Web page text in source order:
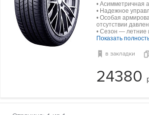
• Асимметричная
• Надежное
• Особая
отсутствии
• Сезон —
Показать
в закладки
24380